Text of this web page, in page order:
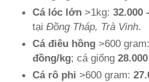
Cá lóc lớn>1kg: 32.000
tại Đồng Tháp, Trà Vinh.
Cá điêu hồng>600 gram:
đồng/kg; cá giống
Cá rô phi >600 gram: